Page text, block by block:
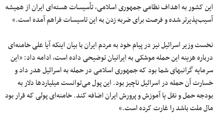
این کشور به اهداف نظامی جمهوری اسلامی، تأسیسات هسته‌ای ایران از همیشه
آسیب‌پذیرتر شده و فرصت برای ضربه زدن به این تاسیسات فراهم آمده است.»
نخست وزیر اسرائیل نیز در پیام خود به مردم ایران با بیان اینکه آیا علی خامنه‌ای
درباره هزینه این حمله موشکی به ایرانیان توضیحی داده است، ادامه داد: «این
سرمایه گرانبهای شما بود که جمهوری اسلامی در حمله به اسرائیل هدر داد و
خسارت آن حمله در اسرائیل ناچیز بود. این پول می‌توانست میلیاردها دلار به
بودجه حمل و نقل یا آموزش و پرورش ایران اضافه کند. خامنه‌ای پولی که قرار بود
مال ملت باشد را غارت کرده است.»